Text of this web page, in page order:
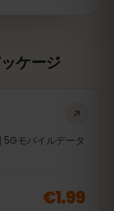
ケージ
モバイルデータ
€1.99